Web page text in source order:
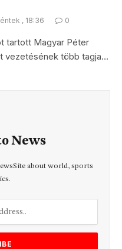
, 18:36 0
tartott Magyar Péter
vezetésének több tagja…
News
about world, sports